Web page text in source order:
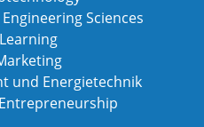
Sciences
und Energietechnik